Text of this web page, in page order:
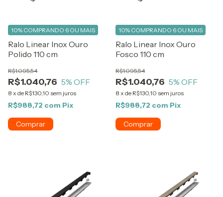
Ralo Linear Inox Ouro
Polido 110 cm
R$1.040,76
R$1.095,54
5% OFF
8 x de R$130,10 sem juros
10% COMPRANDO 6 OU MAIS
R$988,72 com Pix
Ralo Linear Inox Ouro
Fosco 110 cm
R$1.040,76
R$1.095,54
5% OFF
8 x de R$130,10 sem juros
10% COMPRANDO 6 OU MAIS
R$988,72 com Pix